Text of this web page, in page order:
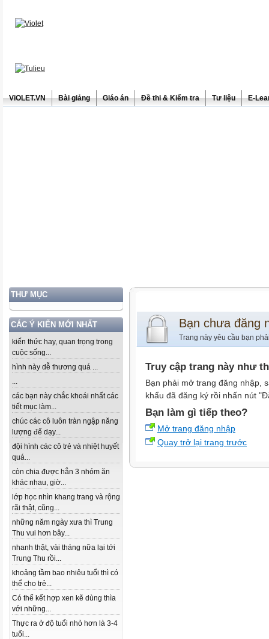
ViOLET.VN Bài giảng Giáo án Đề thi & Kiểm tra Tư liệu E-
THƯ MỤC
CÁC Ý KIẾN MỚI NHẤT
kiến thức hay, quan trọng trong
cuộc sống...
hình này dễ thương quá ...
...
các bạn này chắc khoái nhất các
tiết mục làm...
chúc các cô luôn tràn ngập năng
lượng để dạy...
đội hình các cô trẻ và nhiệt huyết
quá...
còn chia được hẳn 3 nhóm ăn
khác nhau, giờ...
lớp học nhìn khang trang và rộng
rãi thật, cũng...
những năm ngày xưa thì Trung
Thu vui hơn bây...
nhanh thật, vài tháng nữa lại tới
Trung Thu rồi...
khoảng tầm bao nhiêu tuổi thì có
thể cho trẻ...
Có thể kết hợp xen kẽ dùng thìa
với những...
Thực ra ở độ tuổi nhỏ hơn là 3-4
tuổi...
Bạn chưa đăng
Trang này yêu cầu bạn
Truy cập trang này như
Bạn phải mở trang đăng nhập,
khẩu đã đăng ký rồi nhấn nút
Bạn làm gì tiếp theo?
Mở trang đăng nhập
Quay trở lại trang trước